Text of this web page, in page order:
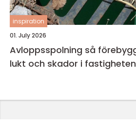
inspiration
01. July 2026
Avloppsspolning så förebygger du stopp,
lukt och skador i fastigheten